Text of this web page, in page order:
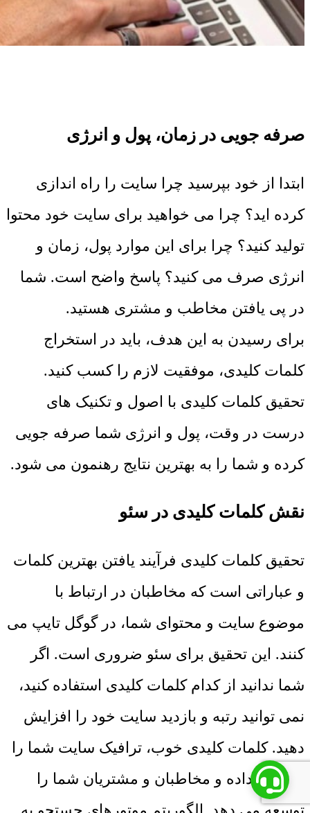
صرفه جویی در زمان، پول و انرژی
ابتدا از خود بپرسید چرا سایت را راه اندازی
کرده اید؟ چرا می خواهید برای سایت خود محتوا
تولید کنید؟ چرا برای این موارد پول، زمان و
انرژی صرف می کنید؟ پاسخ واضح است. شما
در پی یافتن مخاطب و مشتری هستید.
برای رسیدن به این هدف، باید در استخراج
کلمات کلیدی، موفقیت لازم را کسب کنید.
تحقیق کلمات کلیدی با اصول و تکنیک های
درست در وقت، پول و انرژی شما صرفه جویی
کرده و شما را به بهترین نتایج رهنمون می شود.
نقش کلمات کلیدی در سئو
تحقیق کلمات کلیدی فرآیند یافتن بهترین کلمات
و عباراتی است که مخاطبان در ارتباط با
موضوع سایت و محتوای شما، در گوگل تایپ می
کنند. این تحقیق برای سئو ضروری است. اگر
شما ندانید از کدام کلمات کلیدی استفاده کنید،
نمی توانید رتبه و بازدید سایت خود را افزایش
دهید. کلمات کلیدی خوب، ترافیک سایت شما را
افزایش داده و مخاطبان و مشتریان شما را